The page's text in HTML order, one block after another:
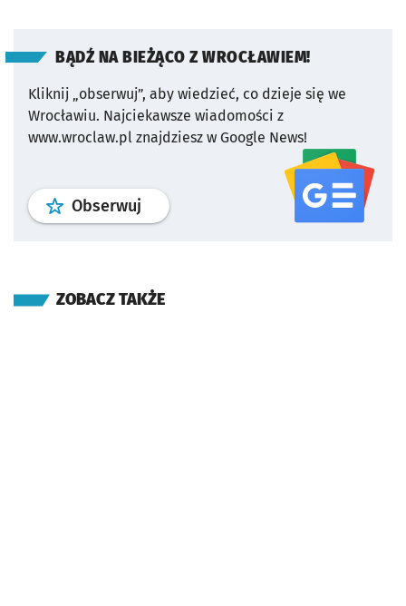
BĄDŹ NA BIEŻĄCO Z WROCŁAWIEM!
Kliknij „obserwuj”, aby wiedzieć, co dzieje się we
Wrocławiu. Najciekawsze wiadomości z
www.wroclaw.pl znajdziesz w Google News!
Obserwuj profil serwisu
ZOBACZ TAKŻE